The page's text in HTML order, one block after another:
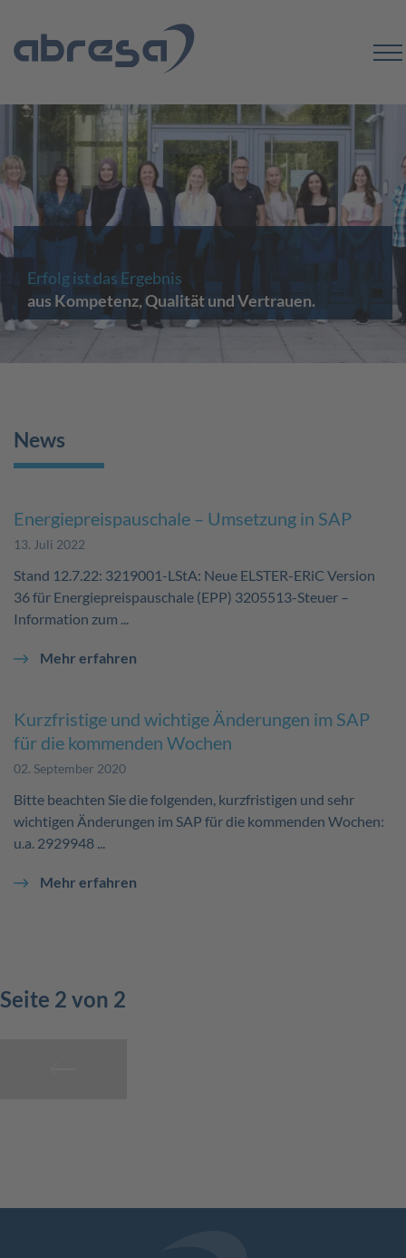
Erfolg ist das Ergebnis
aus Kompetenz, Qualität und Vertrauen.
News
Energiepreispauschale – Umsetzung in SAP
13. Juli 2022
Stand 12.7.22: 3219001-LStA: Neue ELSTER-ERiC Version
36 für Energiepreispauschale (EPP) 3205513-Steuer –
Information zum ...
Mehr erfahren
Kurzfristige und wichtige Änderungen im SAP
für die kommenden Wochen
02. September 2020
Bitte beachten Sie die folgenden, kurzfristigen und sehr
wichtigen Änderungen im SAP für die kommenden Wochen:
u.a. 2929948 ...
Mehr erfahren
Seite 2 von 2